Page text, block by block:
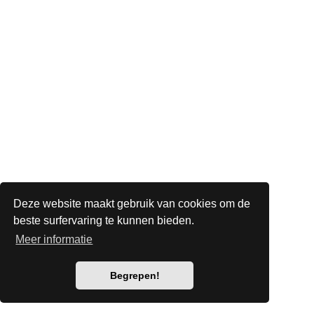
Deze website maakt gebruik van cookies om de
beste surfervaring te kunnen bieden.
Meer informatie
Begrepen!